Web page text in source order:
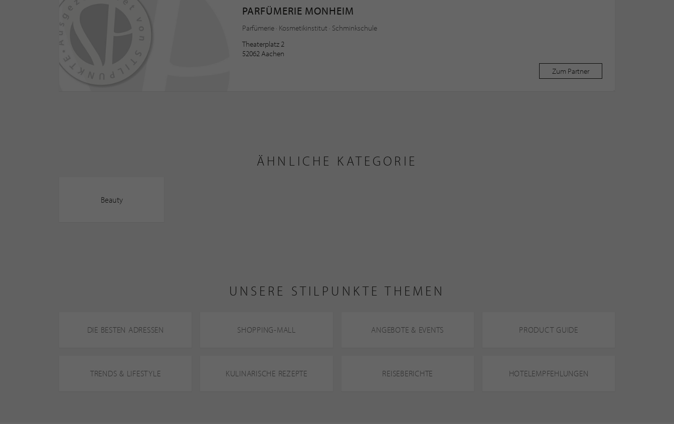
PARFÜMERIE MONHEIM
Parfümerie · Kosmetikinstitut · Schminkschule
Theaterplatz 2
52062 Aachen
Zum Partner
ÄHNLICHE KATEGORIE
Beauty
UNSERE STILPUNKTE THEMEN
DIE BESTEN ADRESSEN SHOPPING-MALL ANGEBOTE & EVENTS PRODUCT GUIDE
TRENDS & LIFESTYLE KULINARISCHE REZEPTE REISEBERICHTE HOTELEMPFEHLUNGEN